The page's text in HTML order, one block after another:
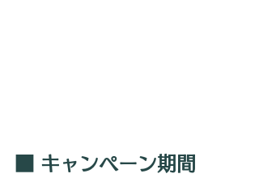
■ キャンペーン期間